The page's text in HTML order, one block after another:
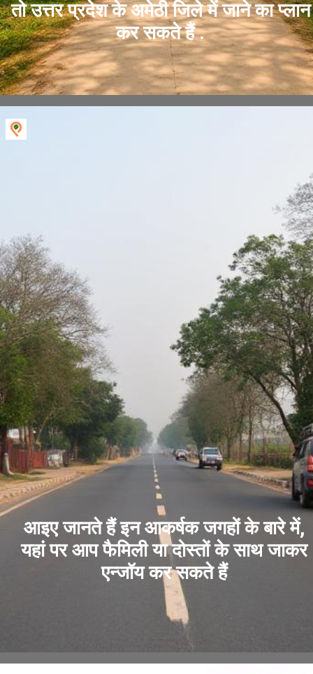
तो उत्तर प्रदेश के अमेठी जिले में जाने का प्लान
कर सकते हैं .
आइए जानते हैं इन आकर्षक जगहों के बारे में,
यहां पर आप फैमिली या दोस्तों के साथ जाकर
एन्जॉय कर सकते हैं